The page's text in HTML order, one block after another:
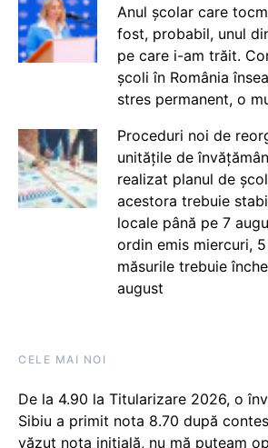
Anul școlar care
fost, probabil, unul
pe care i-am trăit.
școli în România
stres permanent, o
Proceduri noi de
unitățile de
realizat planul de
acestora trebuie
locale până pe 7
ordin emis miercuri,
măsurile trebuie
august
CELE MAI NOI
De la 4.90 la Titularizare 2026, o
Sibiu a primit nota 8.70 după
văzut nota inițială, nu mă puteam